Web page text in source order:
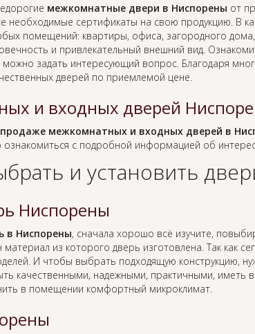
межкомнатные двери в Ниспорены от
сертификаты на свою продукцию. В
помещений: квартиры, офиса, загородного
и привлекательный внешний вид.
можно задать интересующий вопрос. Благодаря
дверей по приемлемой цене.
и входных дверей
продаже межкомнатных и входных дверей в
с подробной информацией об
и установить
Ниспорены
в Ниспорены, сначала хорошо всё изучите,
материал из которого дверь изготовлена. Так как
И чтобы выбрать подходящую конструкцию,
качественными, надежными, практичными, иметь
в помещении комфортный микроклимат.